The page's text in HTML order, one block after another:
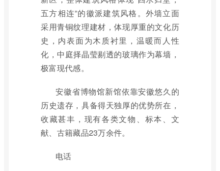
五方相连”的徽派建筑风格。外墙立面
采用青铜纹理建材，体现厚重的文化历
史，内表面为木质衬里，温暖而人性
化，中庭择晶莹剔透的玻璃作为幕墙，
极富现代感。
安徽省博物馆新馆依靠安徽悠久的
历史遗存，具备得天独厚的优势所在，
收藏甚丰，现有各类文物、标本、文
献、古籍藏品23万余件。
电话